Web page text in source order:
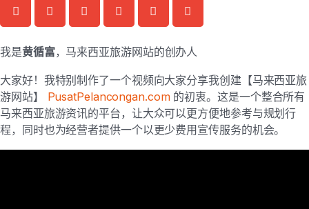
我是黄循富，马来西亚旅游网站的创办人
大家好！我特别制作了一个视频向大家分享我创建【马来西亚旅
游网站】 PusatPelancongan.com的初衷。这是一个整合所有
马来西亚旅游资讯的平台，让大众可以更方便地参考与规划行
程，同时也为经营者提供一个以更少费用宣传服务的机会。